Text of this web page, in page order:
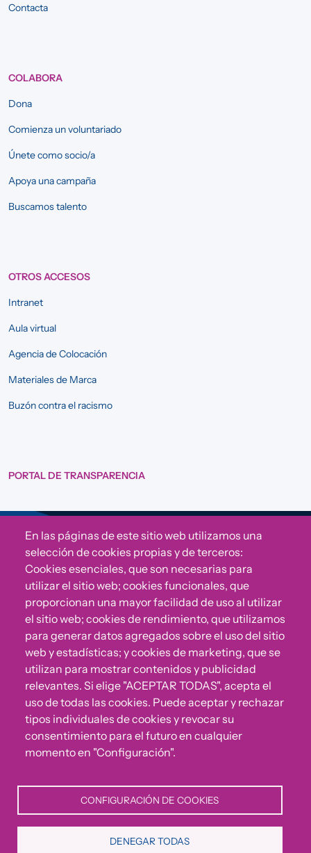
Contacta
COLABORA
Dona
Comienza un voluntariado
Únete como socio/a
Apoya una campaña
Buscamos talento
OTROS ACCESOS
Intranet
Aula virtual
Agencia de Colocación
Materiales de Marca
Buzón contra el racismo
PORTAL DE TRANSPARENCIA
Sigue a Comunidad CONVIVE
¿Algo no va bien?
Puedes reportar incumplimientos del Código Ético u
otras irregularidades que detectes en nuestra Fundación.
Canal de denuncias
En las páginas de este sitio web utilizamos una
selección de cookies propias y de terceros:
Cookies esenciales, que son necesarias para
utilizar el sitio web; cookies funcionales, que
proporcionan una mayor facilidad de uso al utilizar
el sitio web; cookies de rendimiento, que utilizamos
para generar datos agregados sobre el uso del sitio
web y estadísticas; y cookies de marketing, que se
utilizan para mostrar contenidos y publicidad
relevantes. Si elige "ACEPTAR TODAS", acepta el
uso de todas las cookies. Puede aceptar y rechazar
tipos individuales de cookies y revocar su
consentimiento para el futuro en cualquier
momento en "Configuración".
CONFIGURACIÓN DE COOKIES
DENEGAR TODAS